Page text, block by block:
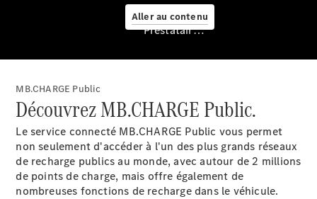
Aller au contenu
vous à
l'atelier
Offre
digitale
Solutions
de recharge
Recharge en
Prestataire / Protection des données
MB.CHARGE Public
Découvrez MB.CHARGE Public.
Le service connecté MB.CHARGE Public vous permet
non seulement d'accéder à l'un des plus grands réseaux
de recharge publics au monde, avec autour de 2 millions
de points de charge, mais offre également de
nombreuses fonctions de recharge dans le véhicule.